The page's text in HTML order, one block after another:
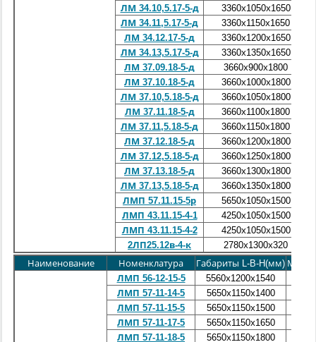
ЛМ 34.10,5.17-5-д
3360х1050х1650
ЛМ 34.11,5.17-5-д
3360х1150х1650
ЛМ 34.12.17-5-д
3360х1200х1650
ЛМ 34.13,5.17-5-д
3360х1350х1650
ЛМ 37.09.18-5-д
3660х900х1800
ЛМ 37.10.18-5-д
3660х1000х1800
ЛМ 37.10,5.18-5-д
3660х1050х1800
ЛМ 37.11.18-5-д
3660х1100х1800
ЛМ 37.11,5.18-5-д
3660х1150х1800
ЛМ 37.12.18-5-д
3660х1200х1800
ЛМ 37.12,5.18-5-д
3660х1250х1800
ЛМ 37.13.18-5-д
3660х1300х1800
ЛМ 37.13,5.18-5-д
3660х1350х1800
ЛМП 57.11.15-5р
5650х1050х1500
ЛМП 43.11.15-4-1
4250х1050х1500
ЛМП 43.11.15-4-2
4250х1050х1500
2ЛП25.12в-4-к
2780х1300х320
Наименование
Номенклатура Габариты L-B-H(мм) Масса
ЛМП 56-12-15-5
5560х1200х1540
ЛМП 57-11-14-5
5650х1150х1400
ЛМП 57-11-15-5
5650х1150х1500
ЛМП 57-11-17-5
5650х1150х1650
ЛМП 57-11-18-5
5650х1150х1800